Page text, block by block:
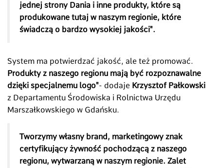
jednej strony Dania i inne produkty, które są
produkowane tutaj w naszym regionie, które
świadczą o bardzo wysokiej jakości".
System ma potwierdzać jakość, ale też promować.
Produkty z naszego regionu mają być rozpoznawalne
dzięki specjalnemu logo"- dodaje Krzysztof Pałkowski
z Departamentu Środowiska i Rolnictwa Urzędu
Marszałkowskiego w Gdańsku.
Tworzymy własny brand, marketingowy znak
certyfikujący żywność pochodzącą z naszego
regionu, wytwarzaną w naszym regionie. Zalet